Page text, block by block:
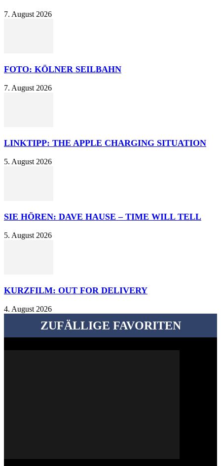
7. August 2026
FOTO: KÖLNER SEILBAHN
7. August 2026
LINKTIPP: THE APPLE CHARGING SITUATION
5. August 2026
SIE HÖREN: DAVE HAUSE – TIME WILL TELL
5. August 2026
KURZFILM: OUT FOR DELIVERY
4. August 2026
ZUFÄLLIGE FAVORITEN